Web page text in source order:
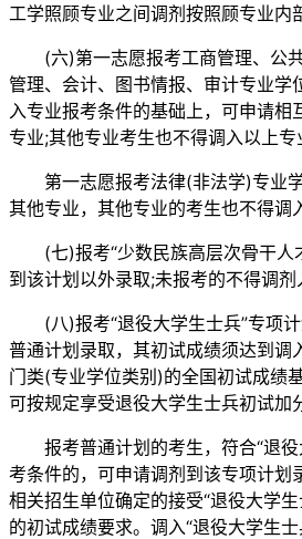
工学照顾专业之间调剂按照顾专业内
(六)第一志愿报考工商管理、公
管理、会计、图书情报、审计专业学
入专业报考条件的基础上，可申请相
专业;其他专业考生也不得调入以上专
第一志愿报考法律(非法学)专业学
其他专业，其他专业的考生也不得调
(七)报考“少数民族高层次骨干人
到该计划以外录取;未报考的不得调剂
(八)报考“退役大学生士兵”专项计
普通计划录取，其初试成绩须达到调
门类(专业学位类别)的全国初试成绩
可按规定享受退役大学生士兵初试加
报考普通计划的考生，符合“退役
考条件的，可申请调剂到该专项计划
相关招生单位确定的接受“退役大学
的初试成绩要求。调入“退役大学生